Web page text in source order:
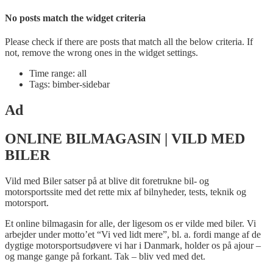
No posts match the widget criteria
Please check if there are posts that match all the below criteria. If
not, remove the wrong ones in the widget settings.
Time range: all
Tags: bimber-sidebar
Ad
ONLINE BILMAGASIN | VILD MED
BILER
Vild med Biler satser på at blive dit foretrukne bil- og
motorsportssite med det rette mix af bilnyheder, tests, teknik og
motorsport.
Et online bilmagasin for alle, der ligesom os er vilde med biler. Vi
arbejder under motto’et “Vi ved lidt mere”, bl. a. fordi mange af de
dygtige motorsportsudøvere vi har i Danmark, holder os på ajour –
og mange gange på forkant. Tak – bliv ved med det.